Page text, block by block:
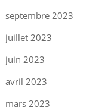
septembre 2023
juillet 2023
juin 2023
avril 2023
mars 2023